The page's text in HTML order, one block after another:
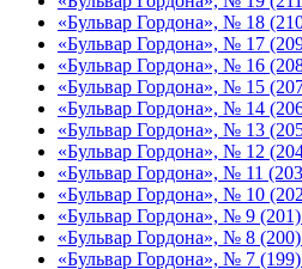
«Бульвар Гордона», № 18
«Бульвар Гордона», № 17
«Бульвар Гордона», № 16
«Бульвар Гордона», № 15
«Бульвар Гордона», № 14
«Бульвар Гордона», № 13
«Бульвар Гордона», № 12
«Бульвар Гордона», № 11
«Бульвар Гордона», № 10
«Бульвар Гордона», № 9
«Бульвар Гордона», № 8
«Бульвар Гордона», № 7